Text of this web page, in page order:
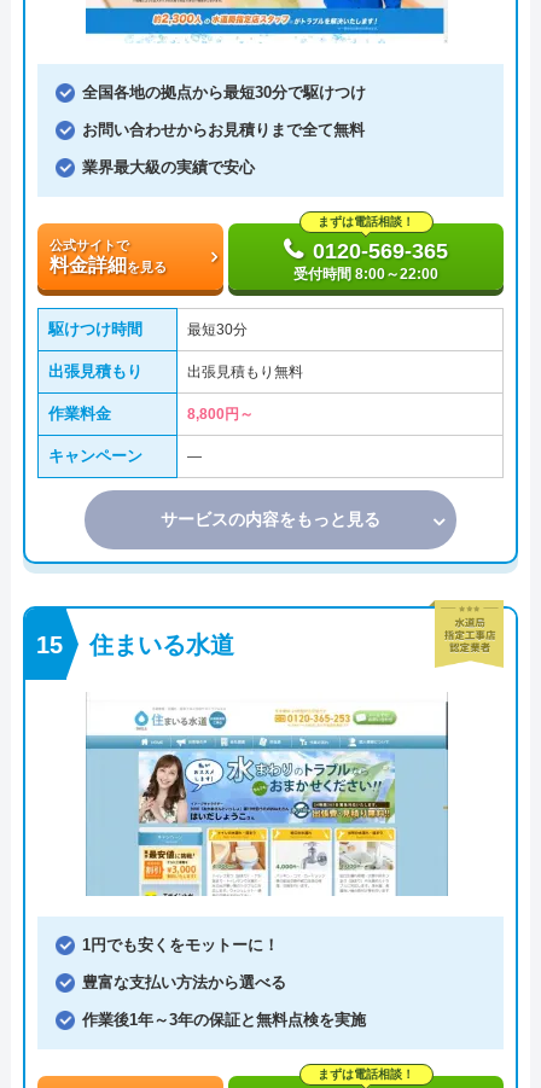
全国各地の拠点から最短30分で駆けつけ
お問い合わせからお見積りまで全て無料
業界最大級の実績で安心
公式サイトで
料金詳細を見る
まずは電話相談！
0120-569-365
受付時間 8:00～22:00
駆けつけ時間 最短30分
出張見積もり 出張見積もり無料
作業料金 8,800円～
キャンペーン ―
サービスの内容をもっと見る
住まいる水道
1円でも安くをモットーに！
豊富な支払い方法から選べる
作業後1年～3年の保証と無料点検を実施
まずは電話相談！